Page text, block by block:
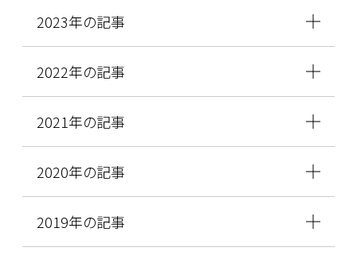
2023年の記事
2022年の記事
2021年の記事
2020年の記事
2019年の記事